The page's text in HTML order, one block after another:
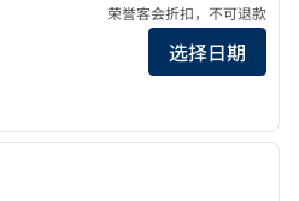
的酒店详情
荣誉客会折扣，不可退款
选择日期
1/12
下一